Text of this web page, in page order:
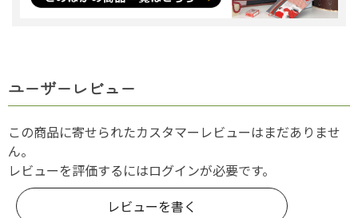
ユーザーレビュー
この商品に寄せられたカスタマーレビューはまだありませ
ん。
レビューを評価するにはログインが必要です。
レビューを書く